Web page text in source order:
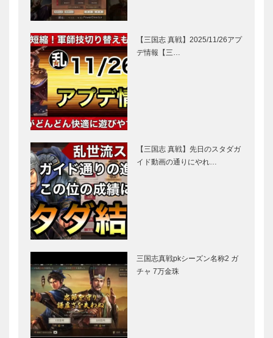
【三国志 真戦】2025/11/26アプ
デ情報【三…
【三国志 真戦】先日のスタダガ
イド動画の通りにやれ…
三国志真戦pkシーズン名称2 ガ
チャ 7万金珠